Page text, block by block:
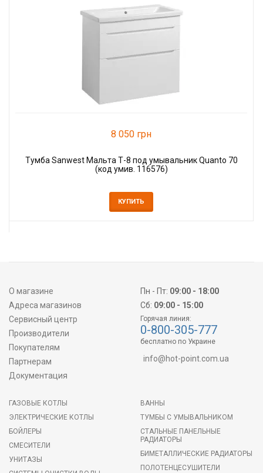
8 050 грн
Тумба Sanwest Мальта Т-8 под умывальник Quanto 70
(код умив. 116576)
КУПИТЬ
О магазине
Адреса магазинов
Сервисный центр
Производители
Покупателям
Партнерам
Документация
Пн - Пт: 09:00 - 18:00
Сб: 09:00 - 15:00
Горячая линия:
0-800-305-777
бесплатно по Украине
info@hot-point.com.ua
ГАЗОВЫЕ КОТЛЫ
ЭЛЕКТРИЧЕСКИЕ КОТЛЫ
БОЙЛЕРЫ
СМЕСИТЕЛИ
УНИТАЗЫ
ВАННЫ
ТУМБЫ С УМЫВАЛЬНИКОМ
СТАЛЬНЫЕ ПАНЕЛЬНЫЕ
РАДИАТОРЫ
БИМЕТАЛЛИЧЕСКИЕ РАДИАТОРЫ
ПОЛОТЕНЦЕСУШИТЕЛИ